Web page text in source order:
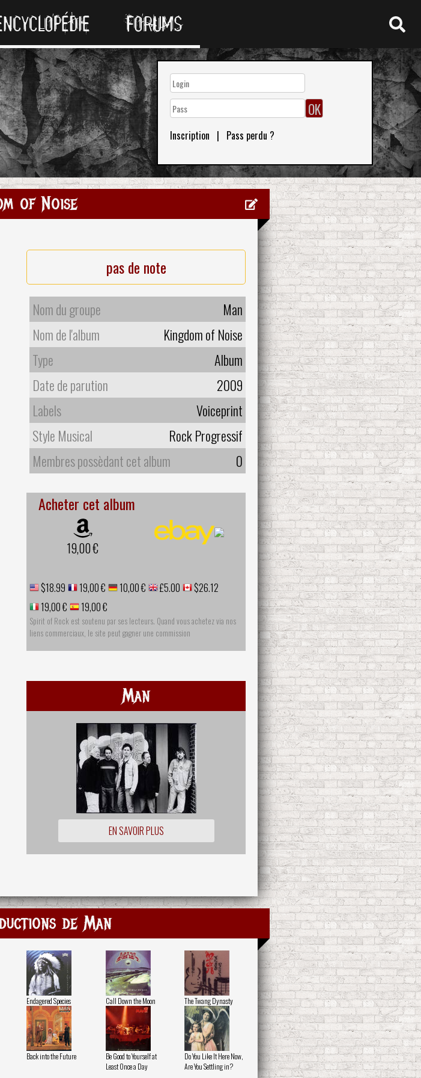
FORUMS
Inscription | Pass perdu ?
of Noise
pas de note
Nom du groupe
Man
Nom de l'album
Kingdom of Noise
Type
Album
Date de parution
2009
Labels
Voiceprint
Style Musical
Rock Progressif
Membres possèdant cet album
0
Acheter cet album
19,00 €
$18.99 19,00 € 10,00 € £5.00
$26.12
19,00 €
19,00 €
Spirit of Rock est soutenu par ses lecteurs. Quand vous achetez via nos
liens commerciaux, le site peut gagner une commission
Man
EN SAVOIR PLUS
de Man
Endagered Species Call Down the Moon The Twang Dynasty
Back into the Future
Be Good to Yourself at
Least Once a Day
Do You Like It Here Now,
Are You Settling in?